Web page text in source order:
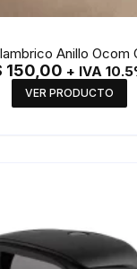
Anillo Ocom
150,00 + IVA
VER PRODUCTO